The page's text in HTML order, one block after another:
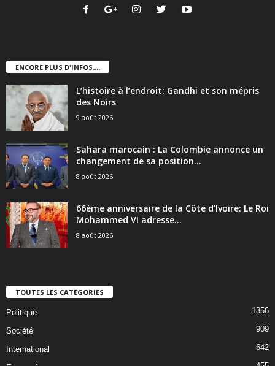
ENCORE PLUS D'INFOS....
L’histoire à l’endroit: Gandhi et son mépris
des Noirs
9 août 2026
Sahara marocain : La Colombie annonce un
changement de sa position...
8 août 2026
66ème anniversaire de la Côte d’Ivoire: Le Roi
Mohammed VI adresse...
8 août 2026
TOUTES LES CATÉGORIES
Politique 1356
Société 909
International 642